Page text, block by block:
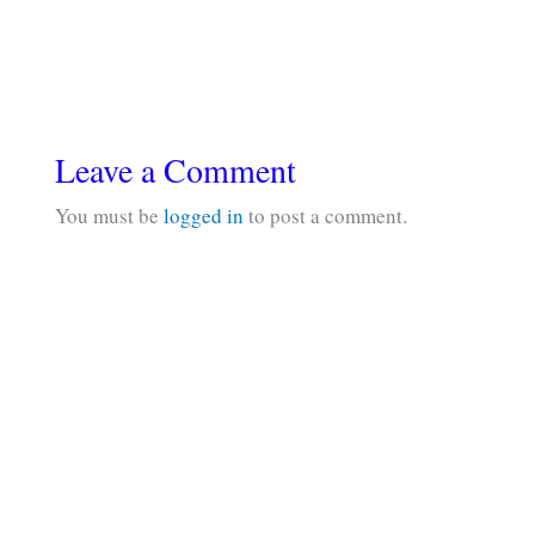
Leave a Comment
You must be logged in to post a comment.